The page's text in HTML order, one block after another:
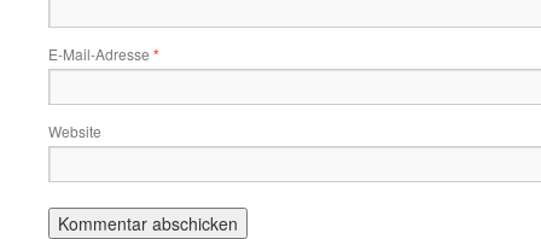
E-Mail-Adresse *
Website